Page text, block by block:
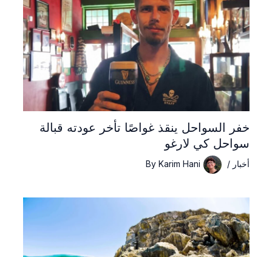
خفر السواحل ينقذ غواصًا تأخر عودته قبالة
سواحل كي لارغو
أخبار/
ByKarim Hani